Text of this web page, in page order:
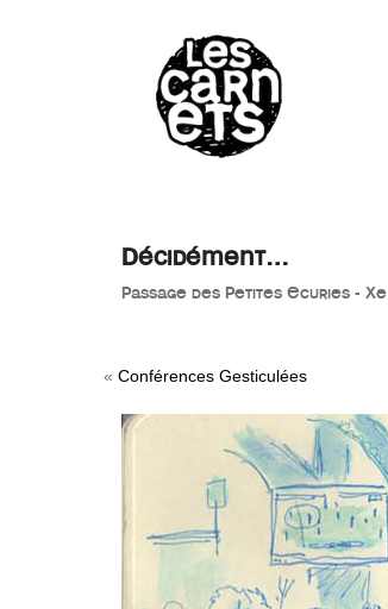
Décidément…
Passage des Petites Ecuries - Xe
« Conférences Gesticulées